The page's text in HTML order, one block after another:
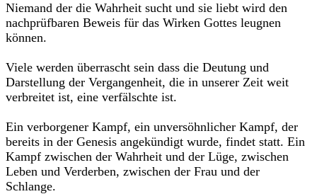
Niemand der die Wahrheit sucht und sie liebt wird den
nachprüfbaren Beweis für das Wirken Gottes leugnen
können.
Viele werden überrascht sein dass die Deutung und
Darstellung der Vergangenheit, die in unserer Zeit weit
verbreitet ist, eine verfälschte ist.
Ein verborgener Kampf, ein unversöhnlicher Kampf, der
bereits in der Genesis angekündigt wurde, findet statt. Ein
Kampf zwischen der Wahrheit und der Lüge, zwischen
Leben und Verderben, zwischen der Frau und der
Schlange.